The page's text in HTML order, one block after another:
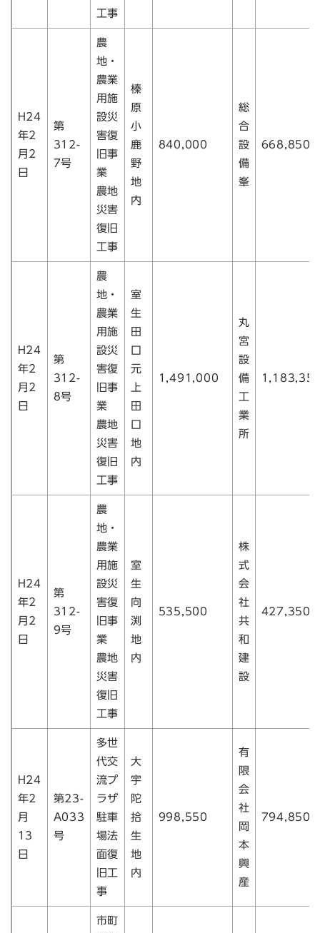
工事
H24
年2
月2
日
第
312-
7号
農
地・
農業
用施
設災
害復
旧事
業
農地
災害
復旧
工事
榛
原
小
鹿
野
地
内
840,000
総
合
設
備
峯
668,850
H24
年2
月2
日
第
312-
8号
農
地・
農業
用施
設災
害復
旧事
業
農地
災害
復旧
工事
室
生
田
口
元
上
田
口
地
内
1,491,000
丸
宮
設
備
工
業
所
H24
年2
月2
日
第
312-
9号
農
地・
農業
用施
設災
害復
旧事
業
農地
災害
復旧
工事
室
生
向
渕
地
内
535,500
株
式
会
社
共
和
建
設
427,350
H24
年2
月
13
日
第23-
A033
号
多世
代交
流プ
ラザ
駐車
場法
面復
旧工
事
大
宇
陀
拾
生
地
内
998,550
有
限
会
社
岡
本
興
産
794,850
市町